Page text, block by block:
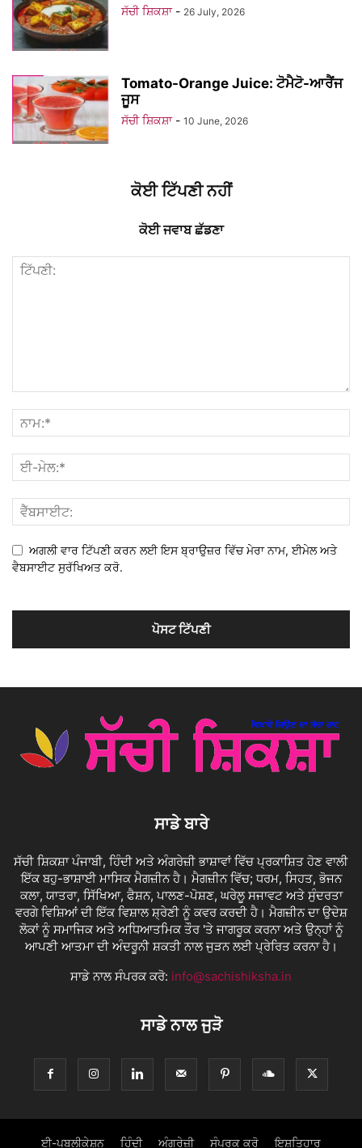
ਸੱਚੀ ਸ਼ਿਕਸ਼ਾ - 26 July, 2026
Tomato-Orange Juice: ਟੋਮੈਟੋ-ਆਰੈਂਜ
ਜੂਸ
ਸੱਚੀ ਸ਼ਿਕਸ਼ਾ - 10 June, 2026
ਕੋਈ ਟਿੱਪਣੀ ਨਹੀਂ
ਕੋਈ ਜਵਾਬ ਛੱਡਣਾ
ਅਗਲੀ ਵਾਰ ਟਿੱਪਣੀ ਕਰਨ ਲਈ ਇਸ ਬ੍ਰਾਉਜ਼ਰ ਵਿੱਚ ਮੇਰਾ ਨਾਮ, ਈਮੇਲ ਅਤੇ
ਵੈਬਸਾਈਟ ਸੁਰੱਖਿਅਤ ਕਰੋ.
ਸਾਡੇ ਬਾਰੇ
ਸੱਚੀ ਸ਼ਿਕਸ਼ਾ ਪੰਜਾਬੀ, ਹਿੰਦੀ ਅਤੇ ਅੰਗਰੇਜ਼ੀ ਭਾਸ਼ਾਵਾਂ ਵਿੱਚ ਪ੍ਰਕਾਸ਼ਿਤ ਹੋਣ ਵਾਲੀ
ਇੱਕ ਬਹੁ-ਭਾਸ਼ਾਈ ਮਾਸਿਕ ਮੈਗਜ਼ੀਨ ਹੈ। ਮੈਗਜ਼ੀਨ ਵਿੱਚ; ਧਰਮ, ਸਿਹਤ, ਭੋਜਨ
ਕਲਾ, ਯਾਤਰਾ, ਸਿੱਖਿਆ, ਫੈਸ਼ਨ, ਪਾਲਣ-ਪੋਸ਼ਣ, ਘਰੇਲੂ ਸਜਾਵਟ ਅਤੇ ਸੁੰਦਰਤਾ
ਵਰਗੇ ਵਿਸ਼ਿਆਂ ਦੀ ਇੱਕ ਵਿਸ਼ਾਲ ਸ਼੍ਰੇਣੀ ਨੂੰ ਕਵਰ ਕਰਦੀ ਹੈ। ਮੈਗਜ਼ੀਨ ਦਾ ਉਦੇਸ਼
ਲੋਕਾਂ ਨੂੰ ਸਮਾਜਿਕ ਅਤੇ ਅਧਿਆਤਮਿਕ ਤੌਰ 'ਤੇ ਜਾਗਰੂਕ ਕਰਨਾ ਅਤੇ ਉਨ੍ਹਾਂ ਨੂੰ
ਆਪਣੀ ਆਤਮਾ ਦੀ ਅੰਦਰੂਨੀ ਸ਼ਕਤੀ ਨਾਲ ਜੁੜਨ ਲਈ ਪ੍ਰੇਰਿਤ ਕਰਨਾ ਹੈ।
ਸਾਡੇ ਨਾਲ ਸੰਪਰਕ ਕਰੋ: info@sachishiksha.in
ਸਾਡੇ ਨਾਲ ਜੁੜੋ
ਈ-ਪਬਲੀਕੇਸ਼ਨ ਹਿੰਦੀ ਅੰਗਰੇਜ਼ੀ ਸੰਪਰਕ ਕਰੋ ਇਸ਼ਤਿਹਾਰ